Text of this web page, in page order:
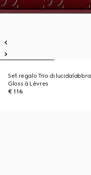
Set regalo Trio di lucidalabbra
Gloss à Lèvres
€ 116